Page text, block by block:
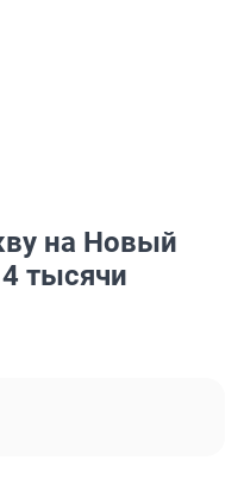
на Новый
тысячи